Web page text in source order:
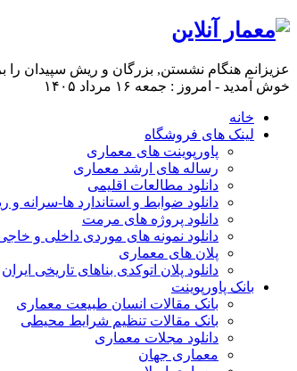
عزیزانم هنگام نشستن, بزرگان و ریش سپیدان را
خوش آمدید - امروز : جمعه ۱۶ مرداد ۱۴۰۵
خانه
لینک های فروشگاه
پاورپوینت های معماری
رساله های ارشد معماری
دانلود مطالعات اقلیمی
دانلود ضوابط و استاندارد ها-سرانه و
دانلود پروژه های مرمت
دانلود نمونه های موردی داخلی و
پلان های معماری
دانلود پلان اتوکدی بناهای تاریخی ایران
بانک پاورپوینت
بانک مقالات انسان طبیعت معماری
بانک مقالات تنظیم شرایط محیطی
دانلود مجلات معماری
معماری جهان